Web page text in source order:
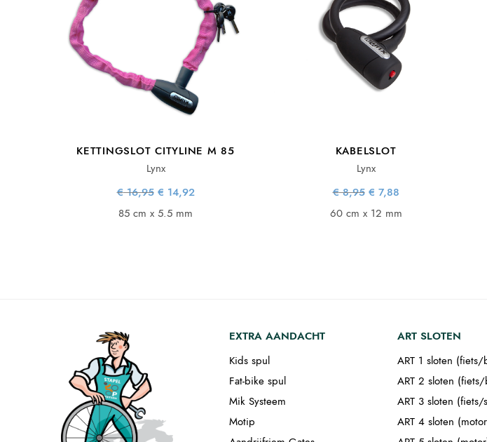
KETTINGSLOT CITYLINE M 85
Lynx
€16,95 Oorspronkelijke
prijs was:
€ 16,95.
€ 14,92
85 cm x 5.5 mm
KABELSLOT
Lynx
€8,95 Oorspronkelijke
prijs was:
€ 8,95.
€ 7,88Huidige
€ 7,88.
60 cm x 12 mm
EXTRA AANDACHT
Kids spul
Fat-bike spul
Mik Systeem
Motip
ART SLOTEN
ART 1 sloten (fiets/
ART 2 sloten
ART 3 sloten (fiets/
ART 4 sloten